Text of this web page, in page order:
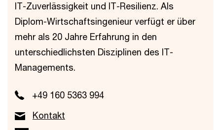
IT-Zuverlässigkeit und IT-Resilienz. Als
Diplom-Wirtschaftsingenieur verfügt er über
mehr als 20 Jahre Erfahrung in den
unterschiedlichsten Disziplinen des IT-
Managements.
+49 160 5363 994
Kontakt